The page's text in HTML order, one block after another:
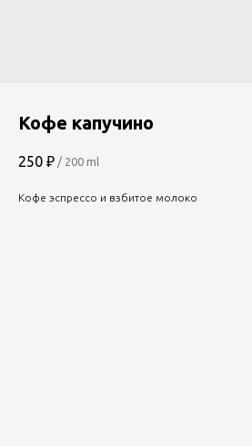
Кофе капучино
250 ₽ / 200 ml
Кофе эспрессо и взбитое молоко